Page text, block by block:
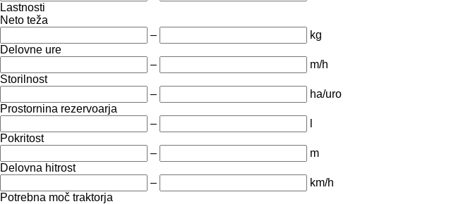
Lastnosti
Neto teža
–
kg
Delovne ure
–
m/h
Storilnost
–
ha/uro
Prostornina rezervoarja
–
Pokritost
–
m
Delovna hitrost
–
km/h
Potrebna moč traktorja